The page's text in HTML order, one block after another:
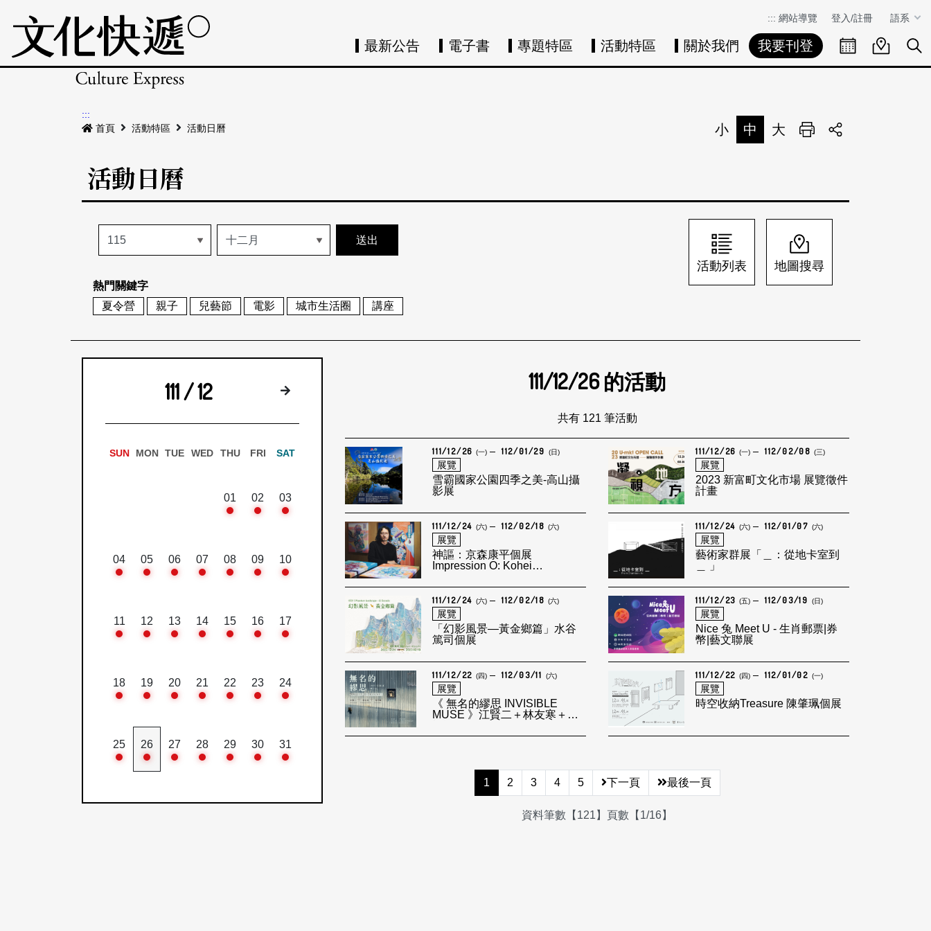
::: 網站導覽 登入/註冊 語系
最新公告 電子書 專題特區 活動特區 關於我們 我要刊登 活動日曆活動地圖展
:::
首頁
活動特區 活動日曆 小 中 大 列印
活動日曆
熱門關鍵字
夏令營
親子 兒藝節 電影 城市生活圈 講座
活動列表 地圖搜尋
111 / 12 下個月
SUN MON TUE WED THU FRI SAT
01 02 03
04 05 06 07 08 09 10
11 12 13 14 15 16 17
18 19 20 21 22 23 24
25 26 27 28 29 30 31
111/12/26的活動
共有 121 筆活動
111/12/26 (一) 112/01/29 (日)
展覽
雪霸國家公園四季之美-高山攝
影展
111/12/26 (一) 112/02/08 (三)
展覽
2023 新富町文化市場 展覽徵件
計畫
111/12/24 (六) 112/02/18 (六)
展覽
神謳：京森康平個展
Impression O: Kohei
111/12/24 (六) 112/01/07 (六)
展覽
藝術家群展「＿：從地卡室到
＿ 」
111/12/24 (六) 112/02/18 (六)
展覽
「幻影風景—黃金鄉篇」水谷
篤司個展
111/12/23 (五) 112/03/19 (日)
展覽
Nice 兔 Meet U - 生肖郵票|券
幣|藝文聯展
111/12/22 (四) 112/03/11 (六)
展覽
《 無名的繆思 INVISIBLE
MUSE 》江賢二＋林友寒＋周
111/12/22 (四) 112/01/02 (一)
展覽
時空收納Treasure 陳肇珮個展
1 2 3 4 5 下一頁 最後一頁
資料筆數【121】頁數【1/16】